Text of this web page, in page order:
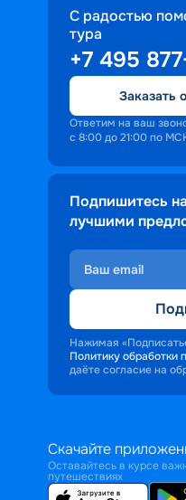
С радостью
тура
+7 495
Заказать
Ответим на ваш
с 8:00 до 21:00 по
Подпишитесь
лучшими
Нажимая
Политику обработки
даёте согласие на
Скачайте
Оставайтесь в курсе
путешествиях